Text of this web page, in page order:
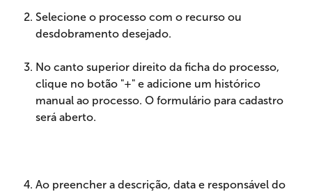
Selecione o processo com o recurso ou
desdobramento desejado.
No canto superior direito da ficha do processo,
clique no botão "+" e adicione um histórico
manual ao processo. O formulário para cadastro
será aberto.
Ao preencher a descrição, data e responsável do